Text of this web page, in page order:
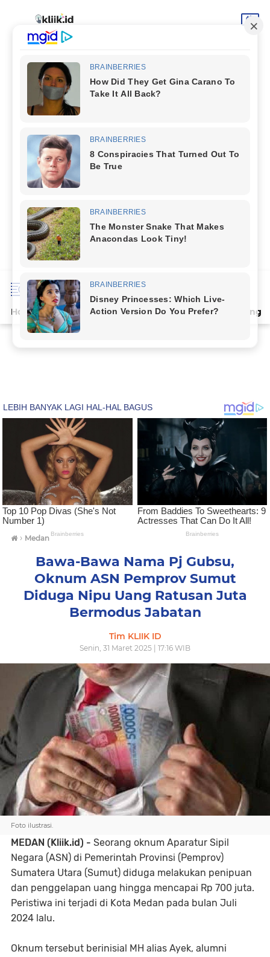
Home Terpopuler Indeks Artikel Deli Serdang
› Medan
Bawa-Bawa Nama Pj Gubsu,
Oknum ASN Pemprov Sumut
Diduga Nipu Uang Ratusan Juta
Bermodus Jabatan
Tim KLIIK ID
Senin, 31 Maret 2025 | 17:16 WIB
Foto ilustrasi.
MEDAN (Kliik.id) - Seorang oknum Aparatur Sipil
Negara (ASN) di Pemerintah Provinsi (Pemprov)
Sumatera Utara (Sumut) diduga melakukan penipuan
dan penggelapan uang hingga mencapai Rp 700 juta.
Peristiwa ini terjadi di Kota Medan pada bulan Juli
2024 lalu.
Oknum tersebut berinisial MH alias Ayek, alumni